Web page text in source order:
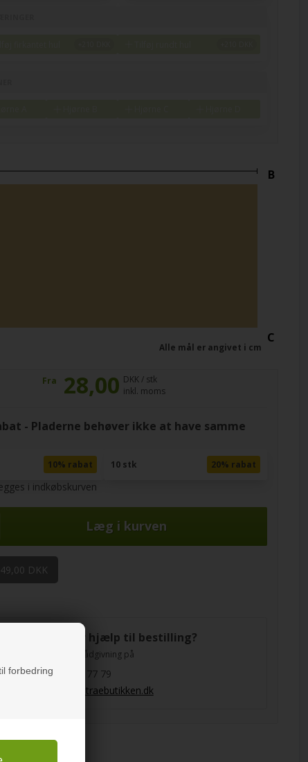
forbedring
B
C
Alle mål er angivet i cm
Fra 28,00 DKK / stk
inkl. moms
- Pladerne behøver ikke at have samme
10% rabat 10 stk 20% rabat
i indkøbskurven
DKK
Brug for hjælp til bestilling?
Ring og få rådgivning på
52 51 77 79
salg@traebutikken.dk